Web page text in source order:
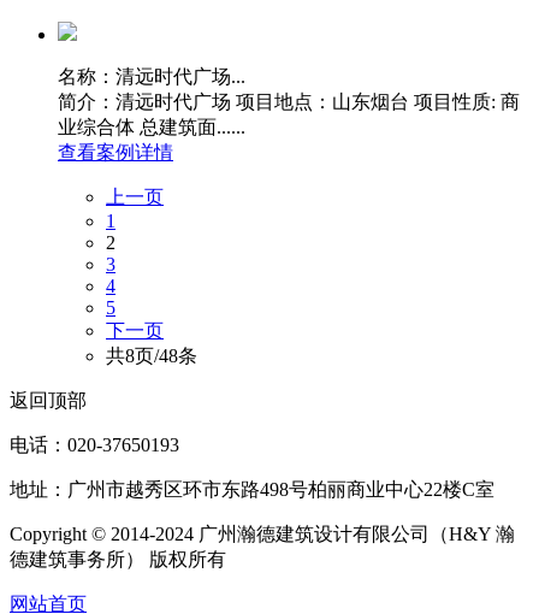
名称：清远时代广场...
简介：清远时代广场 项目地点：山东烟台 项目性质: 商
业综合体 总建筑面......
查看案例详情
上一页
1
2
3
4
5
下一页
共8页/48条
返回顶部
电话：020-37650193
地址：广州市越秀区环市东路498号柏丽商业中心22楼C室
Copyright © 2014-2024 广州瀚德建筑设计有限公司（H&Y 瀚
德建筑事务所） 版权所有
网站首页